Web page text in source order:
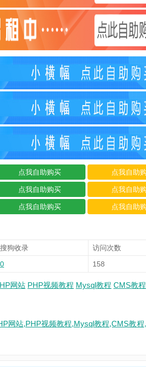
搜狗收录 访问次数
0 158
网站 PHP视频教程 Mysql教程 CMS教程
网站,PHP视频教程,Mysql教程,CMS教